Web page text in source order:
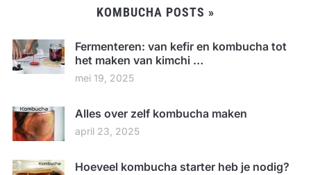
KOMBUCHA POSTS »
Fermenteren: van kefir en kombucha tot
het maken van kimchi …
mei 19, 2025
Alles over zelf kombucha maken
april 23, 2025
Hoeveel kombucha starter heb je nodig?